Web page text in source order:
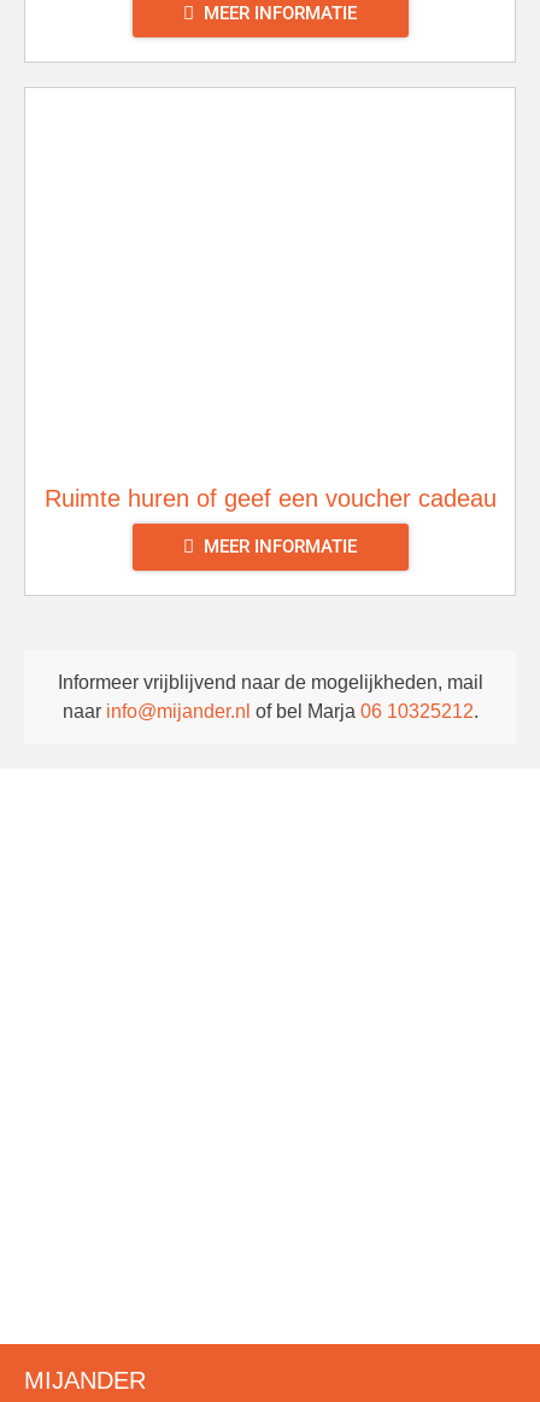
MEER INFORMATIE
Ruimte huren of geef een voucher cadeau
MEER INFORMATIE
Informeer vrijblijvend naar de mogelijkheden, mail
naar info@mijander.nl of bel Marja 06 10325212.
MIJANDER